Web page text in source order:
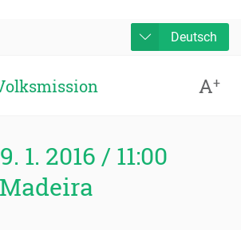
Deutsch
A+
1. 2016 / 11:00